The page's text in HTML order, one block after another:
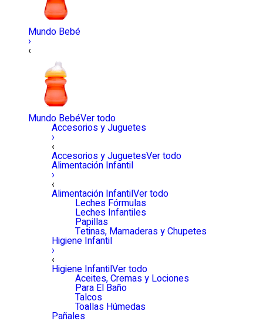
Mundo Bebé
›
‹
Mundo BebéVer todo
Accesorios y Juguetes
›
‹
Accesorios y JuguetesVer todo
Alimentación Infantil
›
‹
Alimentación InfantilVer todo
Leches Fórmulas
Leches Infantiles
Papillas
Tetinas, Mamaderas y Chupetes
Higiene Infantil
›
‹
Higiene InfantilVer todo
Aceites, Cremas y Lociones
Para El Baño
Talcos
Toallas Húmedas
Pañales